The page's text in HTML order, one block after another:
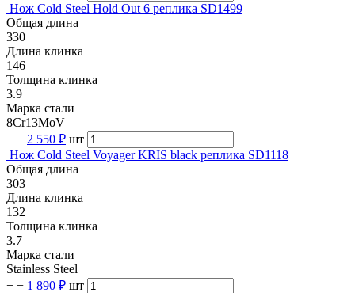
Нож Cold Steel Hold Out 6 реплика SD1499
Общая длина
330
Длина клинка
146
Толщина клинка
3.9
Марка стали
8Cr13MoV
+ − 2 550 ₽ шт
Нож Cold Steel Voyager KRIS black реплика SD1118
Общая длина
303
Длина клинка
132
Толщина клинка
3.7
Марка стали
Stainless Steel
+ − 1 890 ₽ шт